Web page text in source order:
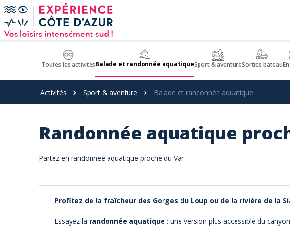
Panneau de gestion des cookies
Toutes les activitésBalade et randonnée aquatiqueSport & aventureSorties bateau
Activités Sport & aventure Balade et randonnée aquatique
Randonnée aquatique
Partez en randonnée aquatique proche du Var
Profitez de la fraîcheur des Gorges du Loup ou de la rivière de la
Essayez la randonnée aquatique : une version plus accessible du